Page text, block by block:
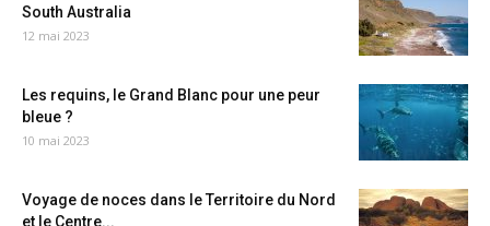
South Australia
12 mai 2023
Les requins, le Grand Blanc pour une peur
bleue ?
10 mai 2023
Voyage de noces dans le Territoire du Nord
et le Centre...